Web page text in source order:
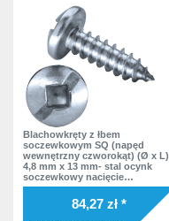
Blachowkręty z łbem
soczewkowym SQ (napęd
wewnętrzny czworokąt) (Ø x L)
4,8 mm x 13 mm- stal ocynk
soczewkowy nacięcie
Podkładka bez podkładki
84,27 zł *